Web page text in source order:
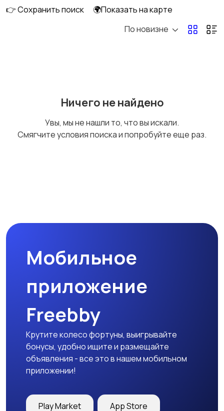
Спецтехника
👉 Сохранить поиск
🌍Показать на карте
По новизне
Ничего не найдено
Увы, мы не нашли то, что вы искали.
Смягчите условия поиска и попробуйте еще раз.
Мобильное
приложение
Freebby
Крутите колесо фортуны, выигрывайте
бонусы, удобно ищите и размещайте
объявления - все это в нашем мобильном
приложении!
Play Market App Store